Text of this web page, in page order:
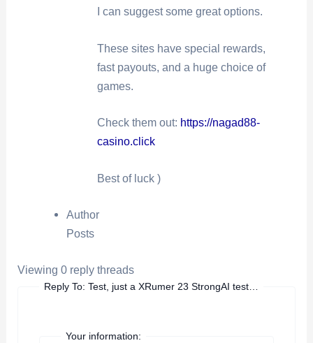
I can suggest some great options.
These sites have special rewards,
fast payouts, and a huge choice of
games.
Check them out: https://nagad88-
casino.click
Best of luck )
Author
Posts
Viewing 0 reply threads
Reply To: Test, just a XRumer 23 StrongAI test…
Your information: